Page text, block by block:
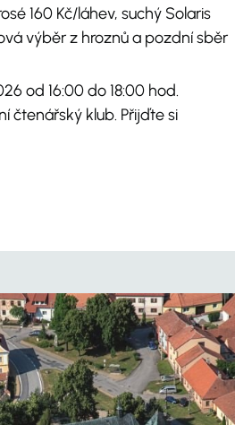
160 Kč/láhev, suchý Solaris
výběr z hroznů a pozdní sběr
od 16:00 do 18:00 hod.
čtenářský klub. Přijďte si